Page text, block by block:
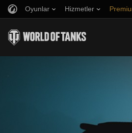
Oyunlar Hizmetler
Müzik
Adil Oyun Politikası
Wargaming.net Game Center
Arkadaş Öner
Discord